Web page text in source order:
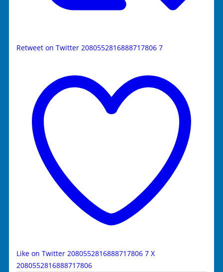
Retweet on Twitter 2080552816888717806 7
Like on Twitter 2080552816888717806 7 X
2080552816888717806